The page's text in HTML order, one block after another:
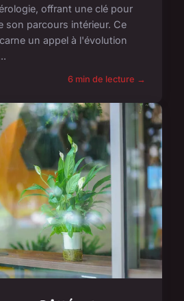
offrant une clé pour
son parcours intérieur. Ce
un appel à l'évolution
6 min de lecture →